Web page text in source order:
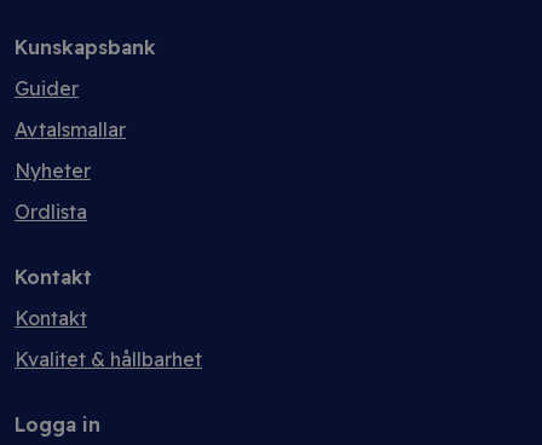
Kunskapsbank
Guider
Avtalsmallar
Nyheter
Ordlista
Kontakt
Kontakt
Kvalitet & hållbarhet
Logga in